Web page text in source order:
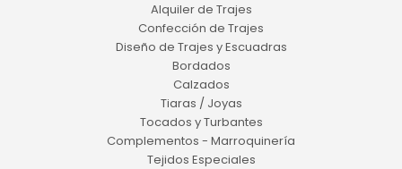
Alquiler de Trajes
Confección de Trajes
Diseño de Trajes y Escuadras
Bordados
Calzados
Tiaras / Joyas
Tocados y Turbantes
Complementos - Marroquinería
Tejidos Especiales